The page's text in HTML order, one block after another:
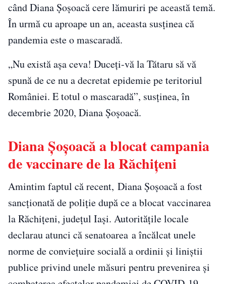
când Diana Șoșoacă cere lămuriri pe această temă.
În urmă cu aproape un an, aceasta susținea că
pandemia este o mascaradă.
„Nu există aşa ceva! Duceţi-vă la Tătaru să vă
spună de ce nu a decretat epidemie pe teritoriul
României. E totul o mascaradă”, susținea, în
decembrie 2020, Diana Șoșoacă.
Diana Șoșoacă a blocat campania
de vaccinare de la Răchițeni
Amintim faptul că recent, Diana Șoșoacă a fost
sancționată de poliție după ce a blocat vaccinarea
la Răchițeni, județul Iași. Autoritățile locale
declarau atunci că senatoarea a încălcat unele
norme de conviețuire socială a ordinii și liniștii
publice privind unele măsuri pentru prevenirea și